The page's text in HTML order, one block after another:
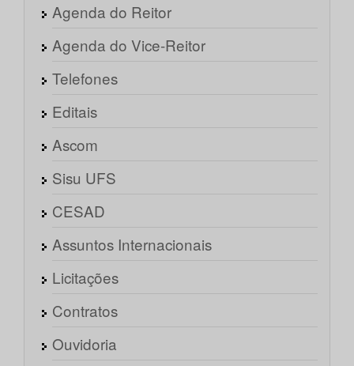
Agenda do Reitor
Agenda do Vice-Reitor
Telefones
Editais
Ascom
Sisu UFS
CESAD
Assuntos Internacionais
Licitações
Contratos
Ouvidoria